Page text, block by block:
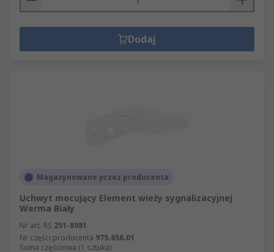
Dodaj
Magazynowane przez producenta
Uchwyt mocujący Element wieży sygnalizacyjnej
Werma Biały
Nr art. RS 251-8981
Nr części producenta 975.656.01
Suma częściowa (1 sztuka)